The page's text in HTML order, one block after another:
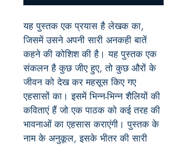
यह पुस्तक एक प्रयास है लेखक का,
जिसमें उसने अपनी सारी अनकही बातें
कहने की कोशिश की है। यह पुस्तक एक
संकलन है कुछ जीए हुए, तो कुछ औरों के
जीवन को देख कर महसूस किए गए
एहसासों का। इसमें भिन्न-भिन्न शैलियों की
कविताएं हैं जो एक पाठक को कई तरह की
भावनाओं का एहसास कराएंगी। पुस्तक के
नाम के अनुकूल, इसके भीतर की सारी